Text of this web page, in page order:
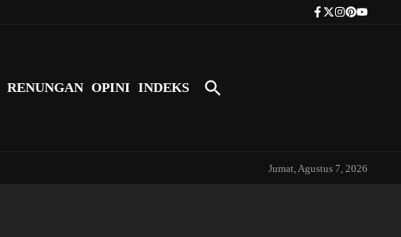
Tokoh Indonesia Pertama yang
RENUNGAN OPINI INDEKS
Jumat, Agustus 7, 2026